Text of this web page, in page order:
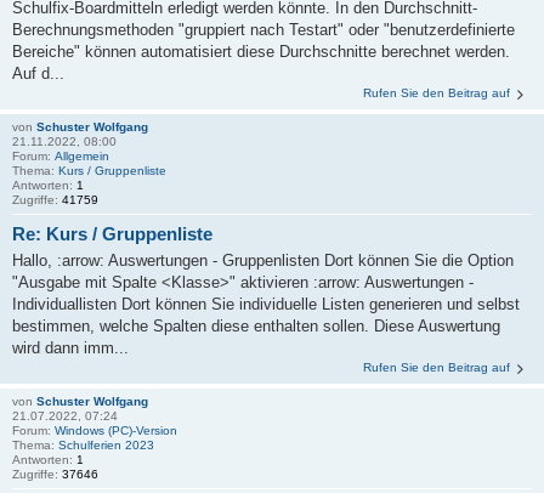
Schulfix-Boardmitteln erledigt werden könnte. In den Durchschnitt-
Berechnungsmethoden "gruppiert nach Testart" oder "benutzerdefinierte
Bereiche" können automatisiert diese Durchschnitte berechnet werden.
Auf d...
Rufen Sie den Beitrag auf
von Schuster Wolfgang
21.11.2022, 08:00
Forum: Allgemein
Thema: Kurs / Gruppenliste
Antworten: 1
Zugriffe: 41759
Re: Kurs / Gruppenliste
Hallo, :arrow: Auswertungen - Gruppenlisten Dort können Sie die Option
"Ausgabe mit Spalte <Klasse>" aktivieren :arrow: Auswertungen -
Individuallisten Dort können Sie individuelle Listen generieren und selbst
bestimmen, welche Spalten diese enthalten sollen. Diese Auswertung
wird dann imm...
Rufen Sie den Beitrag auf
von Schuster Wolfgang
21.07.2022, 07:24
Forum: Windows (PC)-Version
Thema: Schulferien 2023
Antworten: 1
Zugriffe: 37646